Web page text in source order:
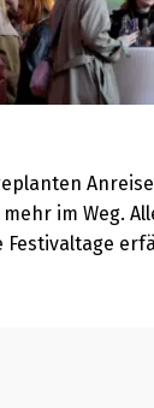
im Weg.
Festivaltage